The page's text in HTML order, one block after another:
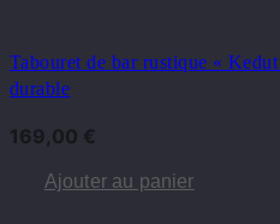
Tabouret de bar rustique «
durable
169,00 €
Ajouter au panier